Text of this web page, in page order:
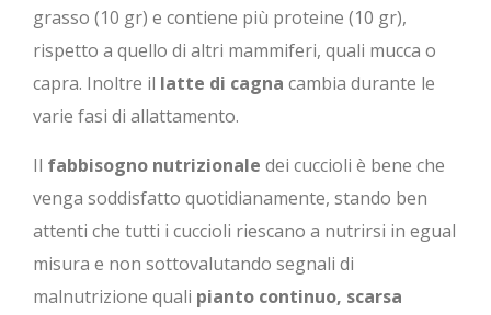
grasso (10 gr) e contiene più proteine (10 gr),
rispetto a quello di altri mammiferi, quali mucca o
capra. Inoltre il latte di cagna cambia durante le
varie fasi di allattamento.
Il fabbisogno nutrizionale dei cuccioli è bene che
venga soddisfatto quotidianamente, stando ben
attenti che tutti i cuccioli riescano a nutrirsi in egual
misura e non sottovalutando segnali di
malnutrizione quali pianto continuo, scarsa